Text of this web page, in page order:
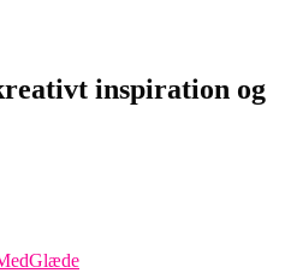
inspiration og